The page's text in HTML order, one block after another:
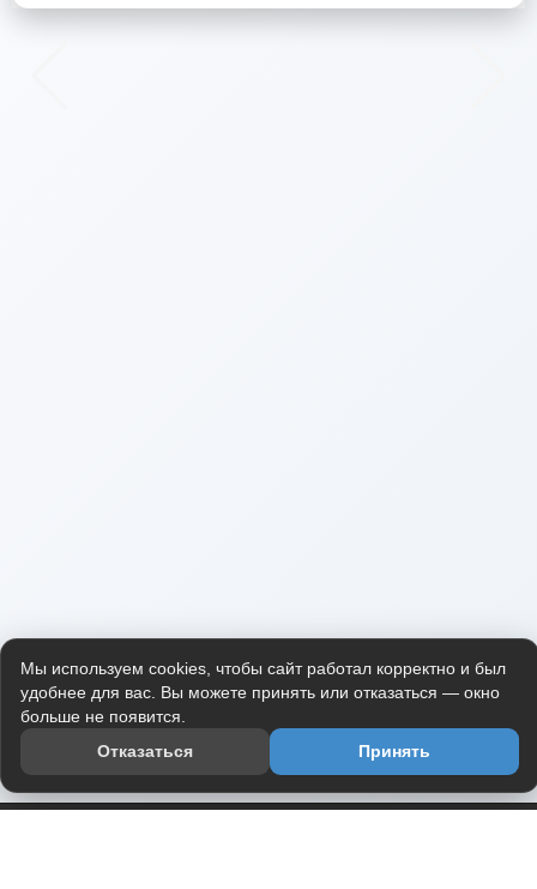
Мы используем cookies, чтобы сайт работал корректно и был
удобнее для вас. Вы можете принять или отказаться — окно
больше не появится.
Отказаться
Принять